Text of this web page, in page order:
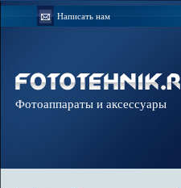
Написать нам
Фотоаппараты и аксессуары